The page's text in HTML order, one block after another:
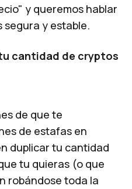
y queremos hablar
segura y estable.
cantidad de cryptos
de que te
de estafas en
duplicar tu cantidad
tu quieras (o que
robándose toda la